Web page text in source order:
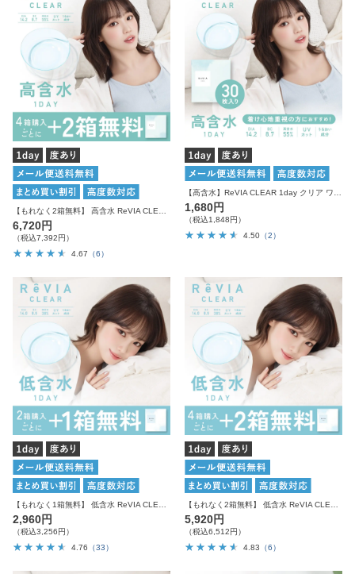
6,720円
（税込7,392円）
4.67 （6）
1,680円
（税込1,848円）
4.50 （2）
2,960円
（税込3,256円）
4.76 （33）
5,920円
（税込6,512円）
4.83
（6）